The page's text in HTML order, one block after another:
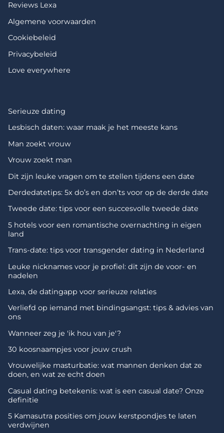
Reviews Lexa
Algemene voorwaarden
Cookiebeleid
Privacybeleid
Love everywhere
Serieuze dating
Lesbisch daten: waar maak je het meeste kans
Man zoekt vrouw
Vrouw zoekt man
Dit zijn leuke vragen om te stellen tijdens een date
Derdedatetips: 5x do’s en don’ts voor op de derde date
Tweede date: tips voor een succesvolle tweede date
5 hotels voor een romantische overnachting in eigen
land
Trans-date: tips voor transgender dating in Nederland
Leuke nicknames voor je profiel: dit zijn de voor- en
nadelen
Lexa, de datingapp voor serieuze relaties
Verliefd op iemand met bindingsangst: tips & advies van
ons
Wanneer zeg je 'ik hou van je'?
30 koosnaampjes voor jouw crush
Vrouwelijke masturbatie: wat mannen denken dat ze
doen, en wat ze echt doen
Casual dating betekenis: wat is een casual date? Onze
definitie
5 Kamasutra posities om jouw kerstpondjes te laten
verdwijnen